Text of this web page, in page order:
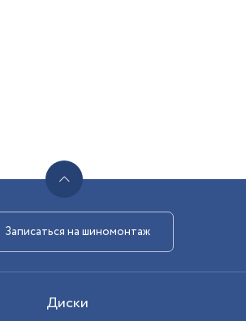
Диски
Записаться на шиномонтаж